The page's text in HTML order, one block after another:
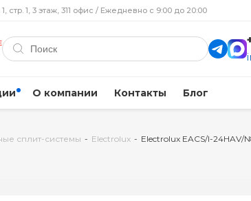
стр. 1, 3 этаж, 311 офис / Ежедневно с 9:00 до 20:00
О компании Контакты Блог
сплит-системы - Electrolux - Electrolux EACS/I-24HAV/